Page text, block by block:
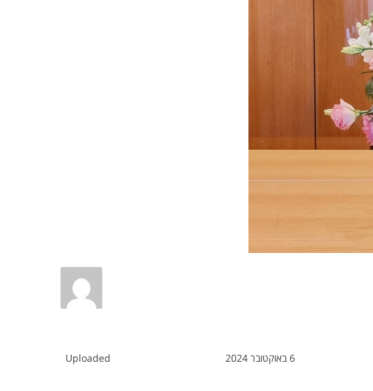
Uploaded 6 באוקטובר 2024